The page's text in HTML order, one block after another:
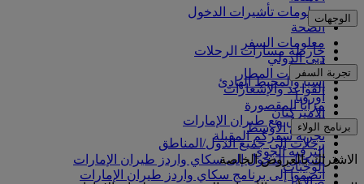
معلومات تأشيرات الدخول
الصحة
معلومات السفر
دبي الدولي
مواصلات المطار
القواعد والإشعارات
الوجهات
خارطة مسارات الرحلات
أفريقيا
آسيا والمحيط الهادئ
أوروبا
الأميركتان
الشرق الأوسط
رحلات إلى جميع الدول/المناطق
تجربة السفر
مزايا المقصورة
التسوق مع طيران الإمارات
تجربة سفركم المقبلة
الترفيه الجوي
الوجبات
برنامج الولاء
تسجيل الدخول إلى سكاي واردز طيران الإمارات
انضموا إلى برنامج سكاي واردز طيران الإمارات
الاشتراك بالعروض الخاصة